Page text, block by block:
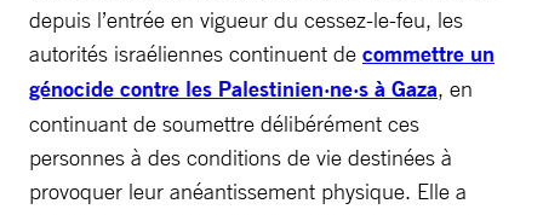
depuis l’entrée en vigueur du cessez-le-feu, les
autorités israéliennes continuent de commettre un
génocide contre les Palestinien·ne·s à Gaza, en
continuant de soumettre délibérément ces
personnes à des conditions de vie destinées à
provoquer leur anéantissement physique. Elle a